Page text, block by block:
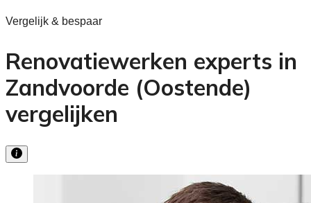
Vergelijk & bespaar
Renovatiewerken experts in
Zandvoorde (Oostende)
vergelijken